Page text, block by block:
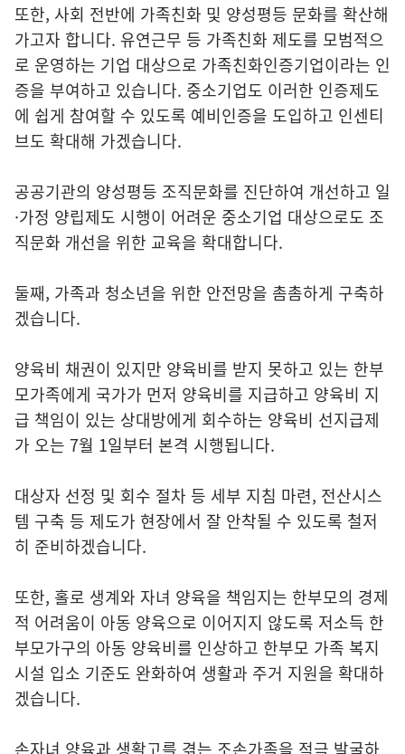
또한, 사회 전반에 가족친화 및 양성평등 문화를 확산해
가고자 합니다. 유연근무 등 가족친화 제도를 모범적으
로 운영하는 기업 대상으로 가족친화인증기업이라는 인
증을 부여하고 있습니다. 중소기업도 이러한 인증제도
에 쉽게 참여할 수 있도록 예비인증을 도입하고 인센티
브도 확대해 가겠습니다.
공공기관의 양성평등 조직문화를 진단하여 개선하고 일
·가정 양립제도 시행이 어려운 중소기업 대상으로도 조
직문화 개선을 위한 교육을 확대합니다.
둘째, 가족과 청소년을 위한 안전망을 촘촘하게 구축하
겠습니다.
양육비 채권이 있지만 양육비를 받지 못하고 있는 한부
모가족에게 국가가 먼저 양육비를 지급하고 양육비 지
급 책임이 있는 상대방에게 회수하는 양육비 선지급제
가 오는 7월 1일부터 본격 시행됩니다.
대상자 선정 및 회수 절차 등 세부 지침 마련, 전산시스
템 구축 등 제도가 현장에서 잘 안착될 수 있도록 철저
히 준비하겠습니다.
또한, 홀로 생계와 자녀 양육을 책임지는 한부모의 경제
적 어려움이 아동 양육으로 이어지지 않도록 저소득 한
부모가구의 아동 양육비를 인상하고 한부모 가족 복지
시설 입소 기준도 완화하여 생활과 주거 지원을 확대하
겠습니다.
손자녀 양육과 생활고를 겪는 조손가족을 적극 발굴하